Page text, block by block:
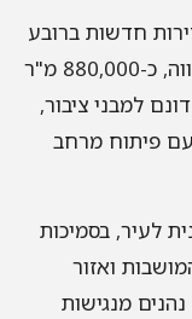
התכנון המוצע, ייבנו כ-3,700 דירות חדשות ברובע
מגורים חדש על כ-550 דונם בפתח תקווה, כ-880,000 מ"ר
לתעסוקה, 27,000 מ"ר למסחר, כ-150 דונם למבני ציבור,
פיתוח מרחב
לעיר, בסמיכות
ואזור
מנגישות